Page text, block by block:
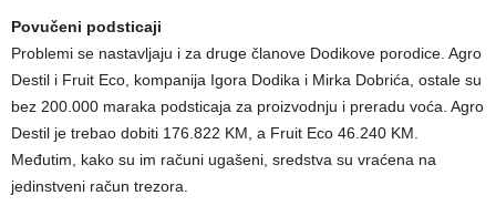
Povučeni podsticaji
Problemi se nastavljaju i za druge članove Dodikove porodice. Agro
Destil i Fruit Eco, kompanija Igora Dodika i Mirka Dobrića, ostale su
bez 200.000 maraka podsticaja za proizvodnju i preradu voća. Agro
Destil je trebao dobiti 176.822 KM, a Fruit Eco 46.240 KM.
Međutim, kako su im računi ugašeni, sredstva su vraćena na
jedinstveni račun trezora.